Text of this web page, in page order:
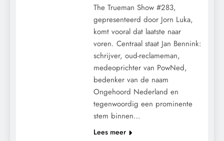
The Trueman Show #283,
gepresenteerd door Jorn Luka,
komt vooral dat laatste naar
voren. Centraal staat Jan Bennink:
schrijver, oud-reclameman,
medeoprichter van PowNed,
bedenker van de naam
Ongehoord Nederland en
tegenwoordig een prominente
stem binnen…
Lees meer